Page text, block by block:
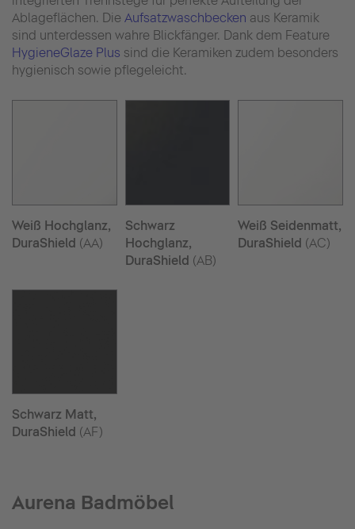
Ablageflächen. Die Aufsatzwaschbecken aus Keramik
sind unterdessen wahre Blickfänger. Dank dem Feature
HygieneGlaze Plus sind die Keramiken zudem besonders
hygienisch sowie pflegeleicht.
Weiß Hochglanz,
DuraShield (AA)
Schwarz
Hochglanz,
DuraShield (AB)
Weiß Seidenmatt,
DuraShield (AC)
Schwarz Matt,
DuraShield (AF)
Aurena Badmöbel